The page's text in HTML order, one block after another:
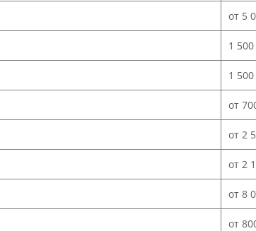
от 5
1
1
от
от 2
от 2
от 8
от